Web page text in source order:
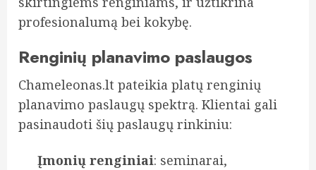
profesionalumą bei kokybę.
Renginių planavimo paslaugos
Chameleonas.lt pateikia platų renginių
planavimo paslaugų spektrą. Klientai gali
pasinaudoti šių paslaugų rinkiniu:
Įmonių renginiai: seminarai,